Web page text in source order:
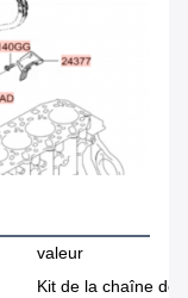
valeur
Kit de la chaîne de